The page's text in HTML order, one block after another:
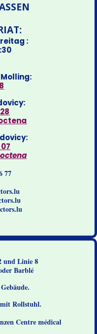
:
77
und Linie 8
Barblé
Rollstuhl.
Centre médical